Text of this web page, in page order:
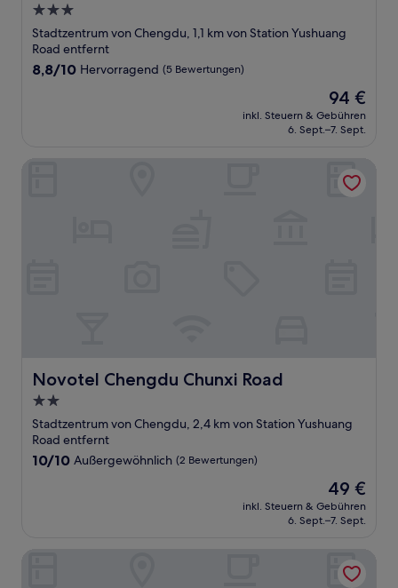
3.0-
Sterne-
Unterkunft
Stadtzentrum von Chengdu, 1,1 km von Station Yushuang
Road entfernt
8.8
8,8/10 Hervorragend (5 Bewertungen)
Der
Preis
beträgt
94 €
inkl. Steuern & Gebühren
6. Sept.–7. Sept.
Novotel Chengdu Chunxi Road
Novotel Chengdu Chunxi Road
2.0-
Sterne-
Unterkunft
Stadtzentrum von Chengdu, 2,4 km von Station Yushuang
Road entfernt
10.0
10/10 Außergewöhnlich (2 Bewertungen)
Der
Preis
beträgt
49 €
inkl. Steuern & Gebühren
6. Sept.–7. Sept.
SEYA Design Hotel - Chengdu Taikoo Li - Managed by